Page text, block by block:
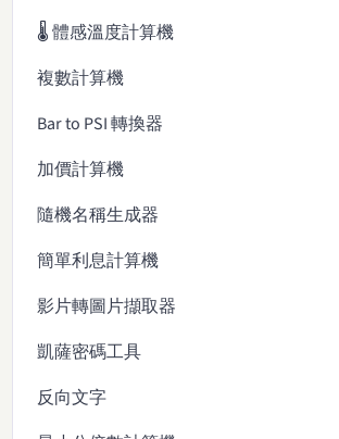
🌡️ 體感溫度計算機
複數計算機
Bar to PSI 轉換器
加價計算機
隨機名稱生成器
簡單利息計算機
影片轉圖片擷取器
凱薩密碼工具
反向文字